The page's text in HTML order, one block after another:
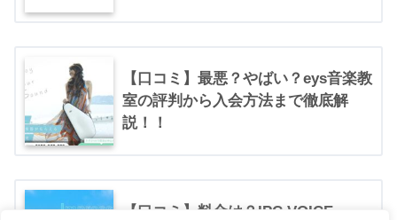
【口コミ】最悪？やばい？eys音楽教
室の評判から入会方法まで徹底解
説！！
【口コミ】料金は？IPC VOICE